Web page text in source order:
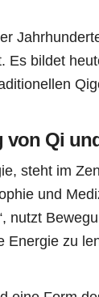
Es bildet
von Qi
steht im
und
nutzt
Energie zu